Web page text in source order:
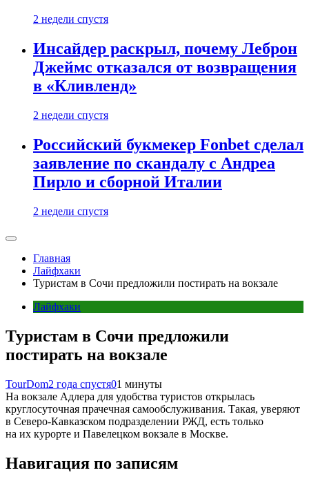
2 недели спустя
Инсайдер раскрыл, почему Леброн
Джеймс отказался от возвращения
в «Кливленд»
2 недели спустя
Российский букмекер Fonbet сделал
заявление по скандалу с Андреа
Пирло и сборной Италии
2 недели спустя
Главная
Лайфхаки
Туристам в Сочи предложили постирать на вокзале
Лайфхаки
Туристам в Сочи предложили
постирать на вокзале
TourDom2 года спустя01 минуты
На вокзале Адлера для удобства туристов открылась
круглосуточная прачечная самообслуживания. Такая, уверяют
в Северо-Кавказском подразделении РЖД, есть только
на их курорте и Павелецком вокзале в Москве.
Навигация по записям